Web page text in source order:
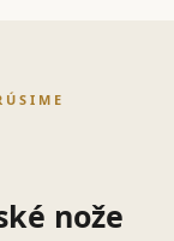
nože